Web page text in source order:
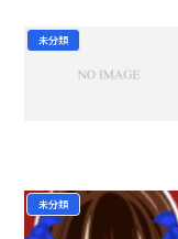
未分類
未分類